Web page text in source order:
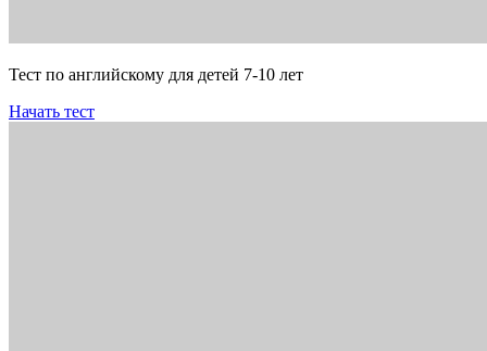
Тест по английскому для детей 7-10 лет
Начать тест